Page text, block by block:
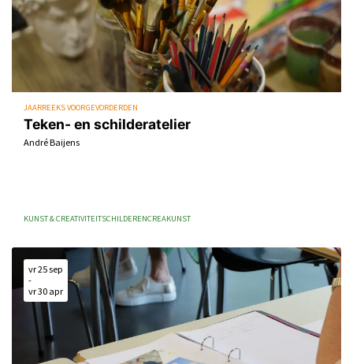
Teken- en schilderatelier
André Baijens
JAARREEKS VOOR GEVORDERDEN
KUNST & CREATIVITEITSCHILDERENCREAKUNST
vr 25 sep
-
vr 30 apr